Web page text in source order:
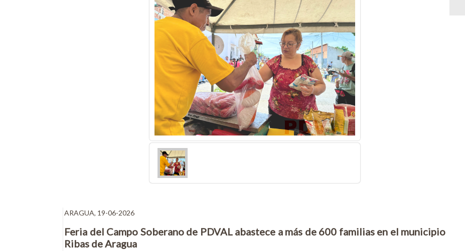
ARAGUA, 19-06-2026
Feria del Campo Soberano de PDVAL abastece a más de 600 familias en el municipio
Ribas de Aragua